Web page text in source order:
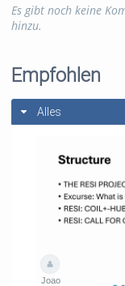
Es gibt noch keine
hinzu.
Empfohlen
Alles
Joao